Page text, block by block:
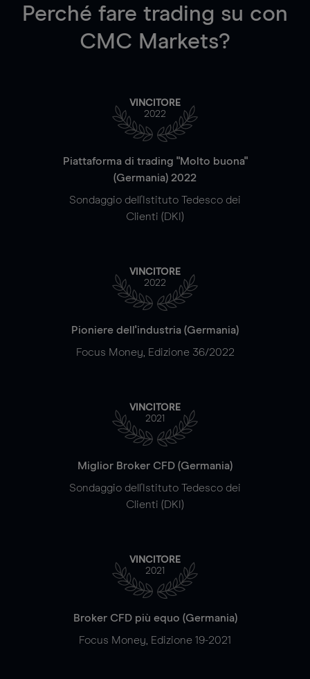
Perché fare trading su con
CMC Markets?
VINCITORE
2022
Piattaforma di trading "Molto buona"
(Germania) 2022
Sondaggio dell'Istituto Tedesco dei
Clienti (DKI)
VINCITORE
2022
Pioniere dell'industria (Germania)
Focus Money, Edizione 36/2022
VINCITORE
2021
Miglior Broker CFD (Germania)
Sondaggio dell'Istituto Tedesco dei
Clienti (DKI)
VINCITORE
2021
Broker CFD più equo (Germania)
Focus Money, Edizione 19-2021